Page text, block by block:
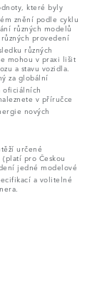
které byly
znění podle cyklu
různých modelů
různých provedení
různých
mohou v praxi lišit
a stavu vozidla.
za globální
oficiálních
v příručce
nových
určené
pro Českou
jedné modelové
a volitelné